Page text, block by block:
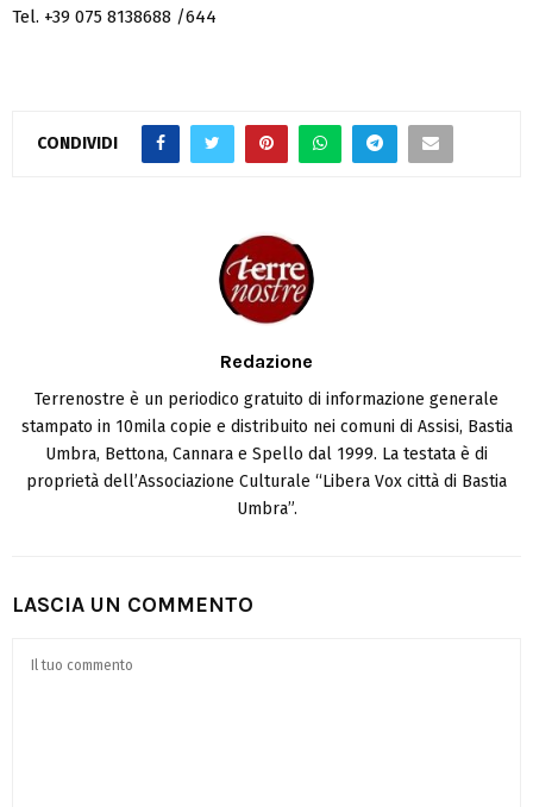
Tel. +39 075 8138688 /644
CONDIVIDI
Redazione
Terrenostre è un periodico gratuito di informazione generale
stampato in 10mila copie e distribuito nei comuni di Assisi, Bastia
Umbra, Bettona, Cannara e Spello dal 1999. La testata è di
proprietà dell’Associazione Culturale “Libera Vox città di Bastia
Umbra”.
LASCIA UN COMMENTO